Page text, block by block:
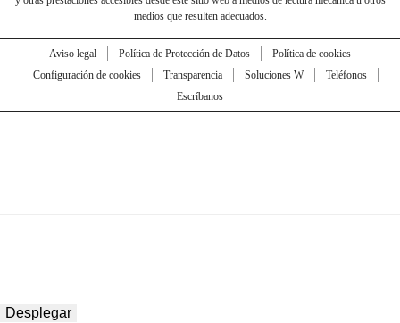
medios que resulten adecuados.
Aviso legal Política de Protección de Datos
Política de cookies
Configuración de cookies
Transparencia Soluciones W
Teléfonos
Escríbanos
Desplegar